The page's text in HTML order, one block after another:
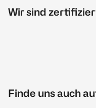
Wir sind
Finde uns auch